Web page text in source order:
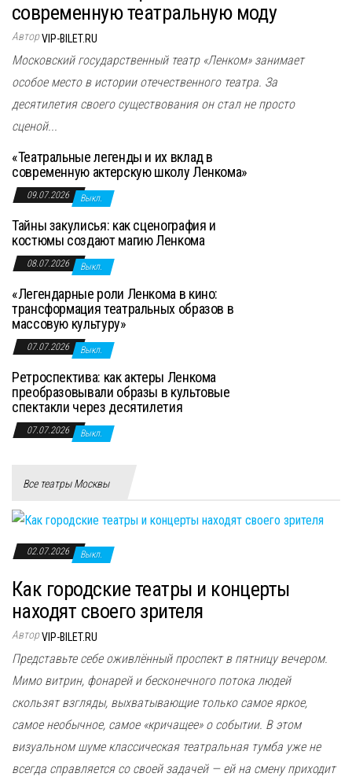
современную театральную моду
АвторVIP-BILET.RU
Московский государственный театр «Ленком» занимает
особое место в истории отечественного театра. За
десятилетия своего существования он стал не просто
сценой...
«Театральные легенды и их вклад в
современную актерскую школу Ленкома»
09.07.2026 Выкл.
Тайны закулисья: как сценография и
костюмы создают магию Ленкома
08.07.2026 Выкл.
«Легендарные роли Ленкома в кино:
трансформация театральных образов в
массовую культуру»
07.07.2026 Выкл.
Ретроспектива: как актеры Ленкома
преобразовывали образы в культовые
спектакли через десятилетия
07.07.2026 Выкл.
Все театры Москвы
02.07.2026 Выкл.
Как городские театры и концерты
находят своего зрителя
АвторVIP-BILET.RU
Представьте себе оживлённый проспект в пятницу вечером.
Мимо витрин, фонарей и бесконечного потока людей
скользят взгляды, выхватывающие только самое яркое,
самое необычное, самое «кричащее» о событии. В этом
визуальном шуме классическая театральная тумба уже не
всегда справляется со своей задачей — ей на смену приходит